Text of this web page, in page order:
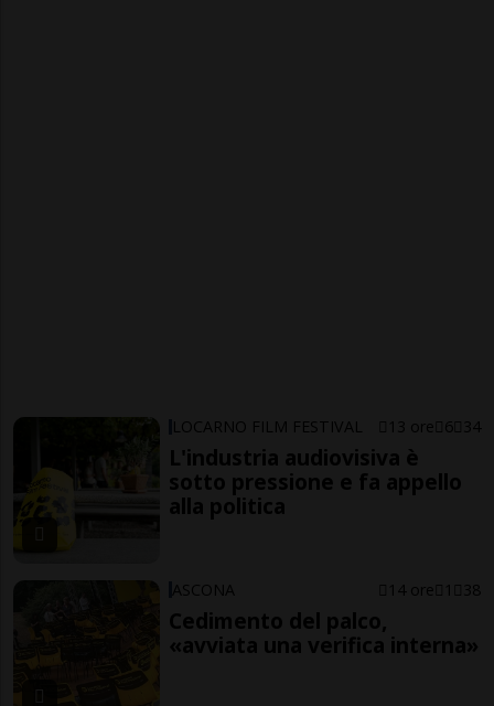
LOCARNO FILM FESTIVAL 13 ore 6 34
L'industria audiovisiva è
sotto pressione e fa appello
alla politica
ASCONA 14 ore 1 38
Cedimento del palco,
«avviata una verifica interna»